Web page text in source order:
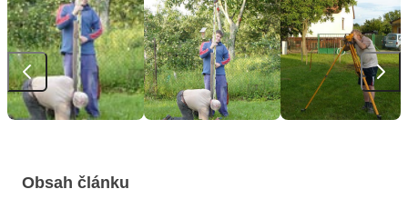
Obsah článku